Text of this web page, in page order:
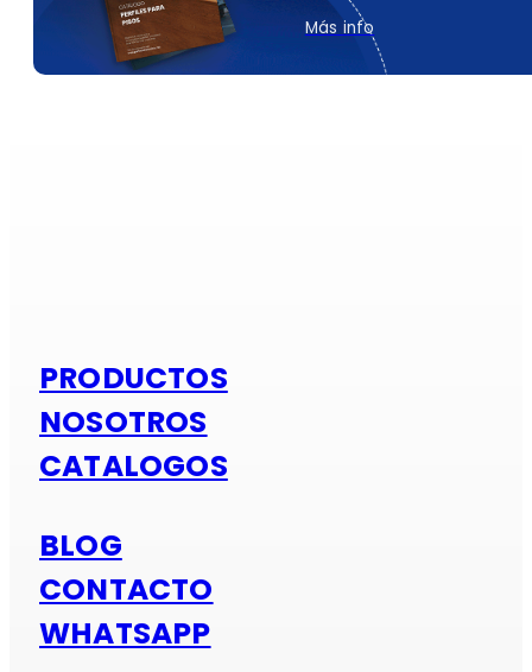
Más info
PRODUCTOS
NOSOTROS
CATALOGOS
BLOG
CONTACTO
WHATSAPP